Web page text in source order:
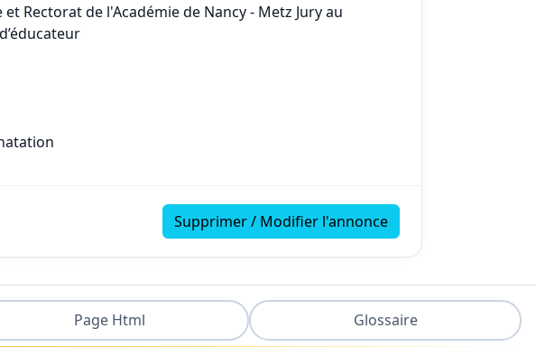
Rectorat de l'Académie de Nancy - Metz Jury au
Supprimer / Modifier l'annonce
Page Html Glossaire